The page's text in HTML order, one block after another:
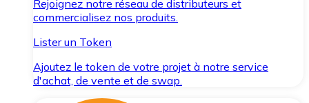
Rejoignez notre réseau de distributeurs et
commercialisez nos produits.
Lister un Token
Ajoutez le token de votre projet à notre service
d'achat, de vente et de swap.